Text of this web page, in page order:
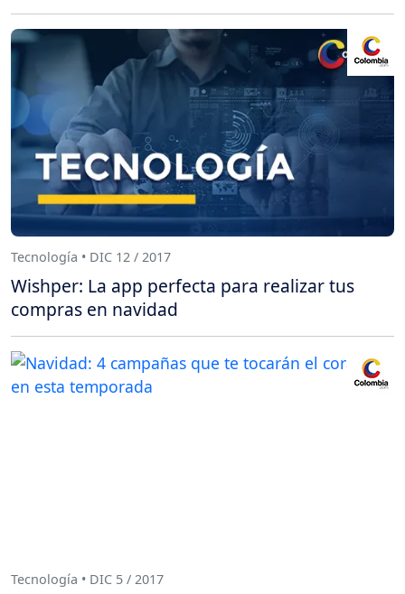
Tecnología • DIC 12 / 2017
Wishper: La app perfecta para realizar tus
compras en navidad
Tecnología • DIC 5 / 2017